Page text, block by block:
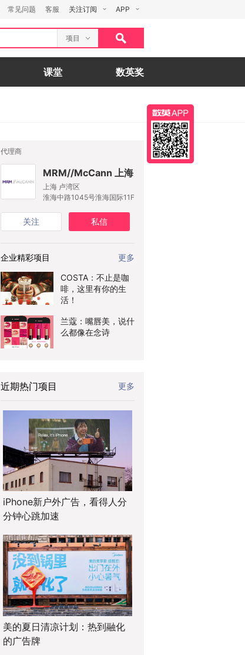
常见问题 客服 关注订阅 APP
项目
课堂 数英奖
代理商
MRM//McCann 上海
上海 卢湾区
淮海中路1045号淮海国际11F
关注 私信
企业精彩项目 更多
COSTA：不止是咖
啡，这里有你的生
活！
兰蔻：嘴唇美，说什
么都像在念诗
近期热门项目 更多
iPhone新户外广告，看得人分
分钟心跳加速
美的夏日清凉计划：热到融化
的广告牌